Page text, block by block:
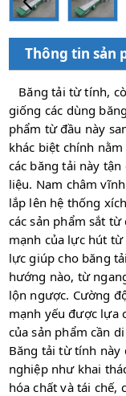
Thông tin sản
Băng tải từ tính,
giống các dùng
phẩm từ đầu này
khác biệt chính
các băng tải này
liệu. Nam châm
lắp lên hệ thống
các sản phẩm sắt
mạnh của lực hút
lực giúp cho băng
hướng nào, từ
lộn ngược. Cường
mạnh yếu được lựa
của sản phẩm cần
Băng tải từ tính
nghiệp như khai
hóa chất và tái chế,